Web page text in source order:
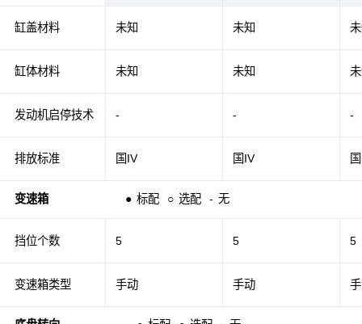
缸盖材料
缸体材料
发动机启停技术
排放标准
变速箱 ● 标配 ○ 选配 - 无
挡位个数
变速箱类型
未知 未知
未知 未知
- - -
国IV 国IV
5 5 5
手动 手动